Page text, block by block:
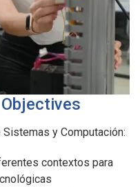
y Computación:
contextos para